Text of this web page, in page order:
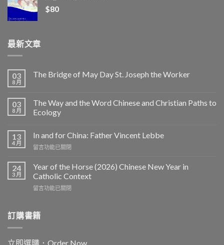
$80
最新文章
03
8 月
The Bridge of May Day St. Joseph the Worker
03
8 月
The Way and the Word Chinese and Christian Paths to
Ecology
13
4 月
In and for China: Father Vincent Lebbe
在
and
China:
Father
中
留言功能已關閉
24
3 月
Year of the Horse (2026) Chinese New Year in
Catholic Context
在
the
Horse
Chinese
留言功能已關閉
訂購書籍
立即選購．Order Now